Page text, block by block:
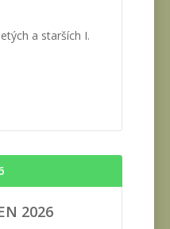
a starších I.
2026